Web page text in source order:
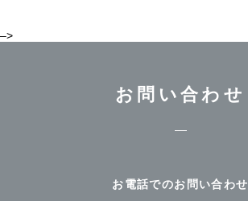
–>
お問い合わせ
お電話でのお問い合わせ